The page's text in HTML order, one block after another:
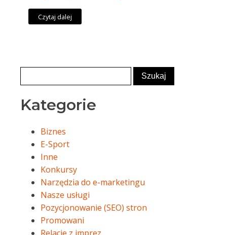
Czytaj dalej
Kategorie
Biznes
E-Sport
Inne
Konkursy
Narzędzia do e-marketingu
Nasze usługi
Pozycjonowanie (SEO) stron
Promowani